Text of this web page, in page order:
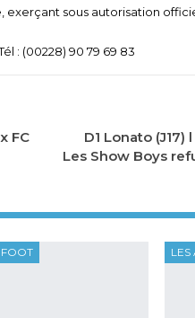
exerçant sous autorisation
: (00228) 90 79 69 83
FC
D1 Lonato (J17)
Les Show Boys